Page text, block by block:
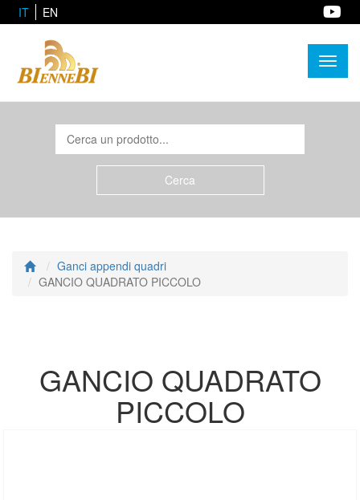
IT EN
Ganci appendi quadri
GANCIO QUADRATO PICCOLO
GANCIO QUADRATO
PICCOLO